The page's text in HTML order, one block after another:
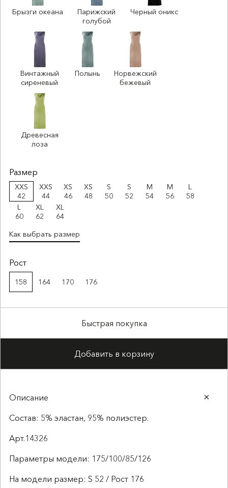
Брызги океана
Парижский
голубой
Черный оникс
Винтажный
сиреневый
Полынь
Норвежский
бежевый
Древесная
лоза
Размер
XXS
42
XXS
44
XS
46
XS
48
S
50
S
52
M
54
M
56
L
58
L
60
XL
62
XL
64
Как выбрать размер
Рост
158 164 170 176
Быстрая покупка
Добавить в корзину
Описание
Состав: 5% эластан, 95% полиэстер.
Арт.14326
Параметры модели: 175/100/85/126
На модели размер: S 52 / Рост 176